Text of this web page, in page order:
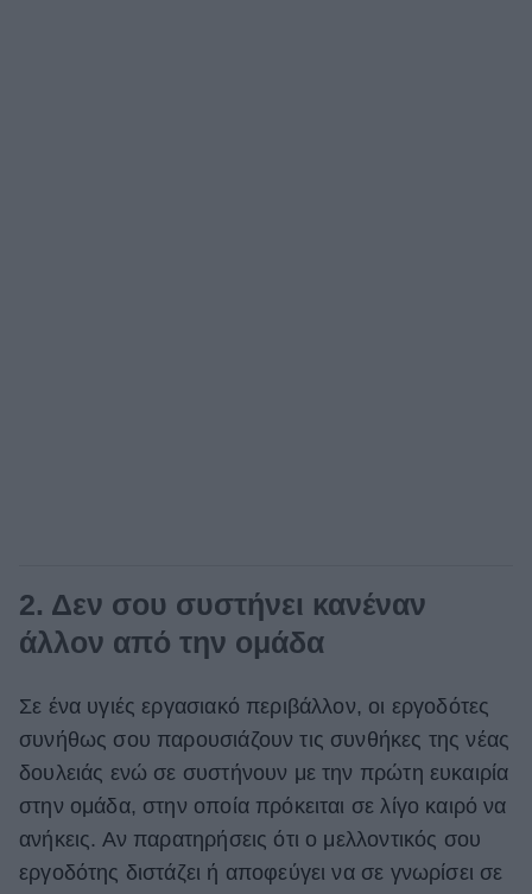
2. Δεν σου συστήνει κανέναν
άλλον από την ομάδα
Σε ένα υγιές εργασιακό περιβάλλον, οι εργοδότες
συνήθως σου παρουσιάζουν τις συνθήκες της νέας
δουλειάς ενώ σε συστήνουν με την πρώτη ευκαιρία
στην ομάδα, στην οποία πρόκειται σε λίγο καιρό να
ανήκεις. Αν παρατηρήσεις ότι ο μελλοντικός σου
εργοδότης διστάζει ή αποφεύγει να σε γνωρίσει σε